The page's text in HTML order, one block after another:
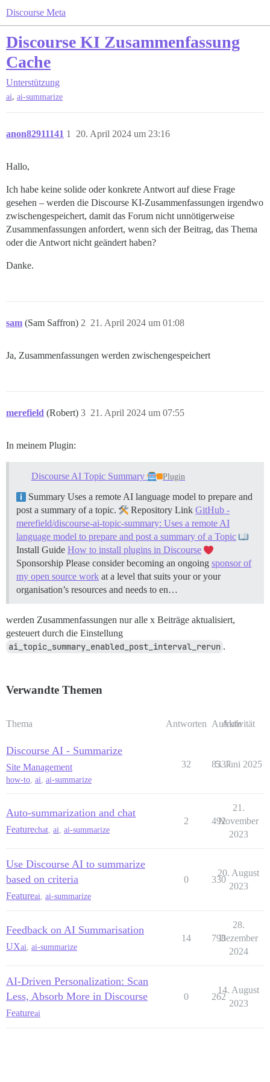
Discourse Meta
Discourse KI Zusammenfassung
Cache
Unterstützung
ai, ai-summarize
anon82911141 20. April 2024 um 23:16
1
Hallo,
Ich habe keine solide oder konkrete Antwort auf diese Frage
gesehen – werden die Discourse KI-Zusammenfassungen irgendwo
zwischengespeichert, damit das Forum nicht unnötigerweise
Zusammenfassungen anfordert, wenn sich der Beitrag, das Thema
oder die Antwort nicht geändert haben?
Danke.
sam (Sam Saffron) 21. April 2024 um 01:08
2
Ja, Zusammenfassungen werden zwischengespeichert
merefield (Robert) 21. April 2024 um 07:55
3
In meinem Plugin:
Discourse AI Topic Summary Plugin
Summary Uses a remote AI language model to prepare and
post a summary of a topic.
Repository Link GitHub -
merefield/discourse-ai-topic-summary: Uses a remote AI
language model to prepare and post a summary of a Topic
Install Guide How to install plugins in Discourse
Sponsorship Please consider becoming an ongoing sponsor of
my open source work at a level that suits your or your
organisation’s resources and needs to en…
werden Zusammenfassungen nur alle x Beiträge aktualisiert,
gesteuert durch die Einstellung
ai_topic_summary_enabled_post_interval_rerun .
Verwandte Themen
Thema Antworten Aufrufe
Aktivität
Discourse AI - Summarize
Site Management
how-to, ai, ai-summarize
32 8337
5. Juni 2025
Auto-summarization and chat
Featurechat ai ai-summarize
2 492
21.
November
2023
Use Discourse AI to summarize
based on criteria
Featureai ai-summarize
0 330
20. August
2023
Feedback on AI Summarisation
UXai ai-summarize
14 798
28.
Dezember
2024
AI-Driven Personalization: Scan
Less, Absorb More in Discourse
Featureai
0 262
14. August
2023